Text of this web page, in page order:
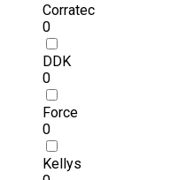
Corratec
0
DDK
0
Force
0
Kellys